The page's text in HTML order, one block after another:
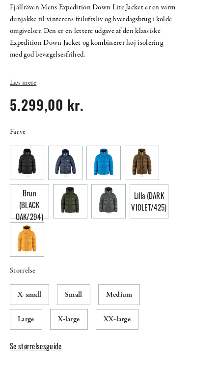
Fjällräven Mens Expedition Down Lite Jacket er en varm
dunjakke til vinterens friluftsliv og hverdagsbrug i kolde
omgivelser. Den er en lettere udgave af den klassiske
Expedition Down Jacket og kombinerer høj isolering
med god bevægelsesfrihed.
Læs mere
5.299,00 kr.
Farve
Brun
(BLACK
OAK/294)
Lilla (DARK
VIOLET/425)
Størrelse
X-small Small Medium
Large X-large XX-large
Se størrelsesguide